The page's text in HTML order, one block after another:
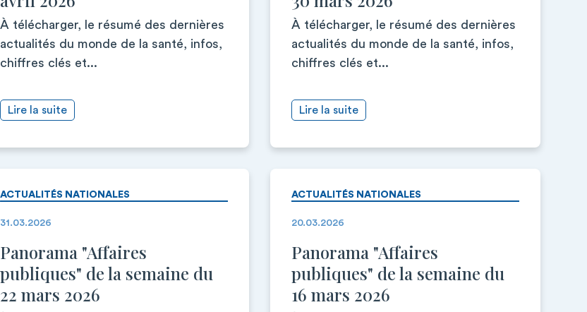
À télécharger, le résumé des dernières
actualités du monde de la santé, infos,
chiffres clés et...
Lire la suite
À télécharger, le résumé des dernières
actualités du monde de la santé, infos,
chiffres clés et...
Lire la suite
ACTUALITÉS NATIONALES
31.03.2026
Panorama "Affaires
publiques" de la semaine du
22 mars 2026
ACTUALITÉS NATIONALES
20.03.2026
Panorama "Affaires
publiques" de la semaine du
16 mars 2026